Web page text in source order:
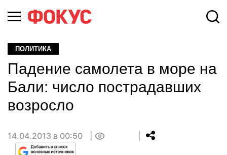
ПОЛИТИКА
Падение самолета в море на
Бали: число пострадавших
возросло
14.04.2013 в 00:50